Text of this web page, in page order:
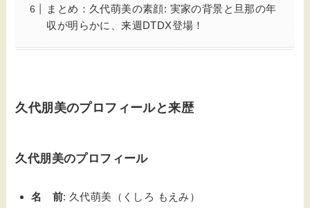
まとめ：久代萌美の素顔: 実家の背景と旦那の年
収が明らかに、来週DTDX登場！
久代朋美のプロフィールと来歴
久代朋美のプロフィール
名 前: 久代萌美（くしろ もえみ）